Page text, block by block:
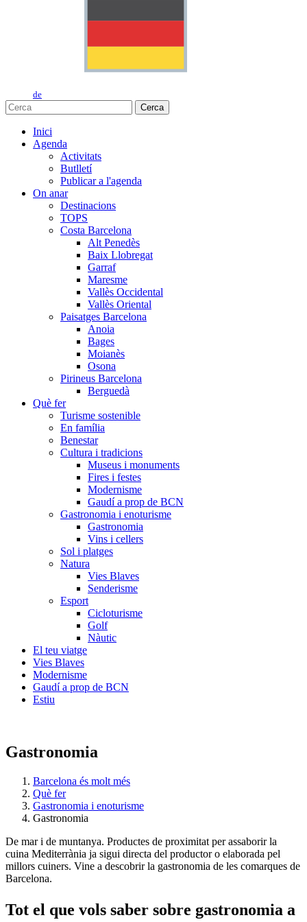
de
Cerca
Inici
Agenda
Activitats
Butlletí
Publicar a l'agenda
On anar
Destinacions
TOPS
Costa Barcelona
Alt Penedès
Baix Llobregat
Garraf
Maresme
Vallès Occidental
Vallès Oriental
Paisatges Barcelona
Anoia
Bages
Moianès
Osona
Pirineus Barcelona
Berguedà
Què fer
Turisme sostenible
En família
Benestar
Cultura i tradicions
Museus i monuments
Fires i festes
Modernisme
Gaudí a prop de BCN
Gastronomia i enoturisme
Gastronomia
Vins i cellers
Sol i platges
Natura
Vies Blaves
Senderisme
Esport
Cicloturisme
Golf
Nàutic
El teu viatge
Vies Blaves
Modernisme
Gaudí a prop de BCN
Estiu
Gastronomia
Barcelona és molt més
Què fer
Gastronomia i enoturisme
Gastronomia
De mar i de muntanya. Productes de proximitat per assaborir la
cuina Mediterrània ja sigui directa del productor o elaborada pel
millors cuiners. Vine a descobrir la gastronomia de les comarques de
Barcelona.
Tot el que vols saber sobre gastronomia a